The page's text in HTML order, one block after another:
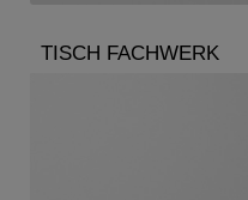
TISCH FACHWERK